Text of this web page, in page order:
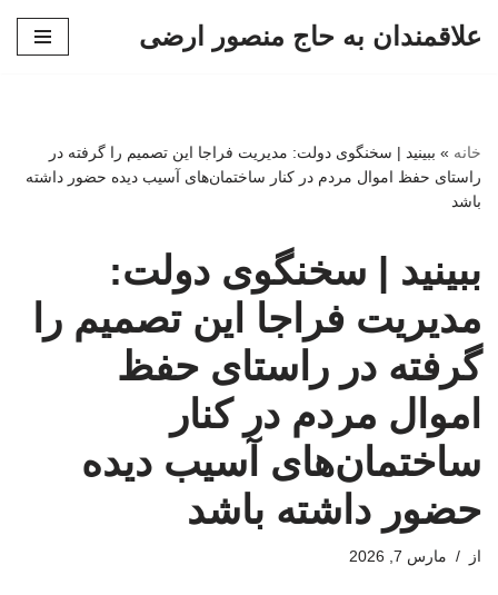
علاقمندان به حاج منصور ارضی
خانه » ببینید | سخنگوی دولت: مدیریت فراجا این تصمیم را گرفته در
راستای حفظ اموال مردم در کنار ساختمان‌های آسیب دیده حضور داشته
باشد
ببینید | سخنگوی دولت:
مدیریت فراجا این تصمیم را
گرفته در راستای حفظ
اموال مردم در کنار
ساختمان‌های آسیب دیده
حضور داشته باشد
از مارس 7, 2026